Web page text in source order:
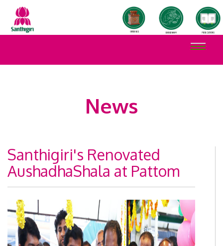
News
Santhigiri's Renovated
AushadhaShala at Pattom